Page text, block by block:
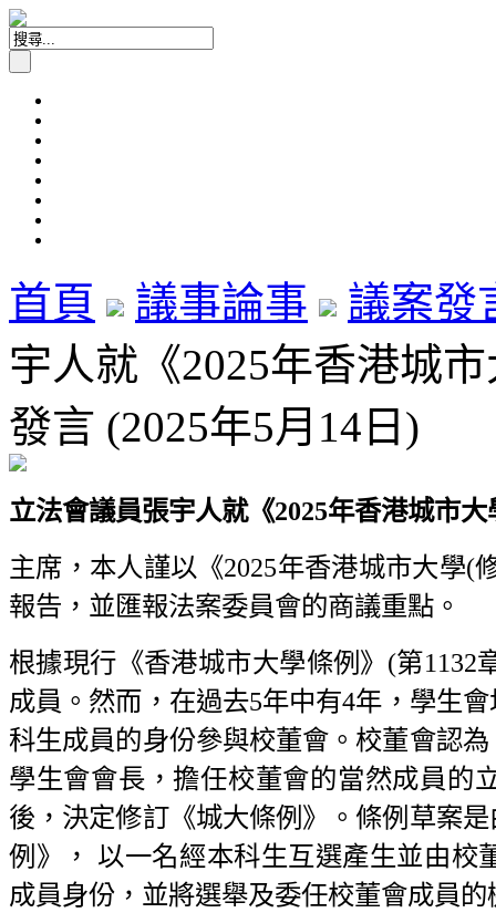
首頁 議事論事
議案發
宇人就《2025年香港城
發言 (2025年5月14日)
立法會議員張宇人就《2025年香港城市
主席，本人謹以《2025年香港城市大學
報告，並匯報法案委員會的商議重點。
根據現行《香港城市大學條例》(第1132
成員。然而，在過去5年中有4年，學生
科生成員的身份參與校董會。校董會認
學生會會長，擔任校董會的當然成員的
後，決定修訂《城大條例》。條例草案
例》， 以一名經本科生互選產生並由校
成員身份，並將選舉及委任校董會成員